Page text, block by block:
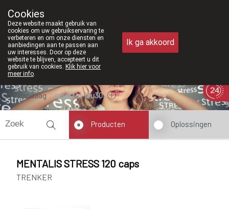
011/610300
Vandaag open tot 18u30
Producten Oplossingen
MENTALIS STRESS 120 caps
TRENKER
Cookies
Deze website maakt gebruik van
cookies om uw gebruikservaring te
verbeteren en om onze diensten en
aanbiedingen aan te passen aan
uw interesses. Door op deze
website te blijven, accepteert u dit
gebruik van cookies. Klik hier voor
meer info.
Ik ga akkoord